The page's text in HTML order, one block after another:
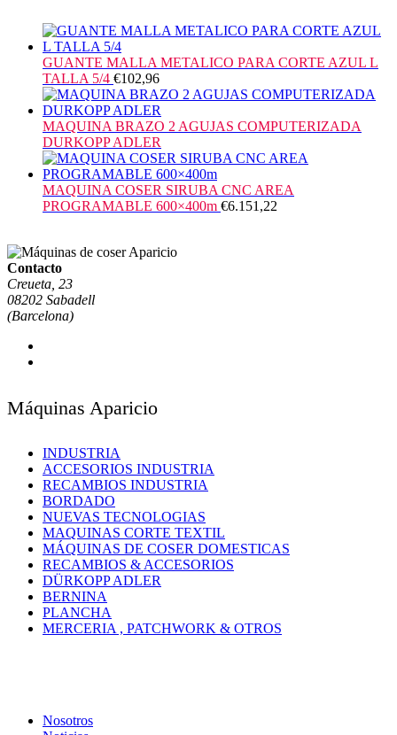
GUANTE MALLA METALICO PARA CORTE AZUL L
TALLA 5/4 €102,96
MAQUINA BRAZO 2 AGUJAS COMPUTERIZADA
DURKOPP ADLER
MAQUINA COSER SIRUBA CNC AREA
PROGRAMABLE 600×400m €6.151,22
Contacto
Creueta, 23
08202 Sabadell
(Barcelona)
Máquinas Aparicio
INDUSTRIA
ACCESORIOS INDUSTRIA
RECAMBIOS INDUSTRIA
BORDADO
NUEVAS TECNOLOGIAS
MAQUINAS CORTE TEXTIL
MÁQUINAS DE COSER DOMESTICAS
RECAMBIOS & ACCESORIOS
DÜRKOPP ADLER
BERNINA
PLANCHA
MERCERIA , PATCHWORK & OTROS
Nosotros